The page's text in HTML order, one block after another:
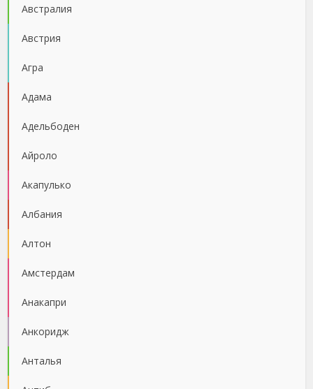
Австралия
Австрия
Агра
Адама
Адельбоден
Айроло
Акапулько
Албания
Алтон
Амстердам
Анакапри
Анкоридж
Анталья